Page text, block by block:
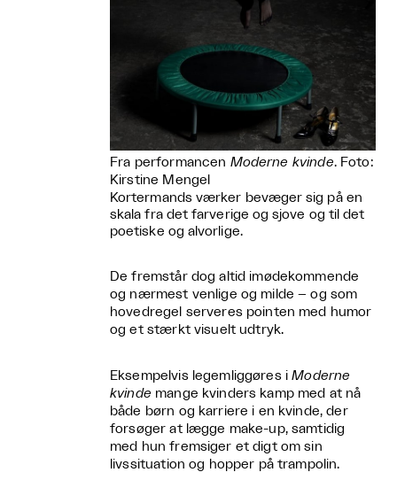
Fra performancen Moderne kvinde. Foto:
Kirstine Mengel
Kortermands værker bevæger sig på en
skala fra det farverige og sjove og til det
poetiske og alvorlige.
De fremstår dog altid imødekommende
og nærmest venlige og milde – og som
hovedregel serveres pointen med humor
og et stærkt visuelt udtryk.
Eksempelvis legemliggøres iModerne
kvinde mange kvinders kamp med at nå
både børn og karriere i en kvinde, der
forsøger at lægge make-up, samtidig
med hun fremsiger et digt om sin
livssituation og hopper på trampolin.